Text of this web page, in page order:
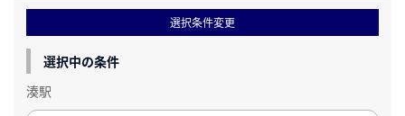
選択条件変更
選択中の条件
湊駅